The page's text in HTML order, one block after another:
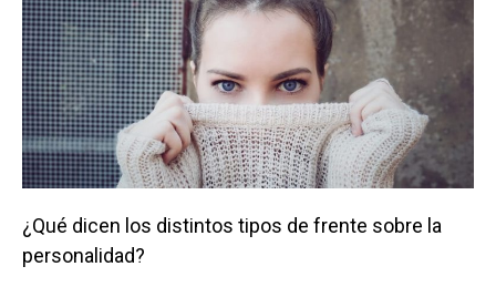
¿Qué dicen los distintos tipos de frente sobre la
personalidad?